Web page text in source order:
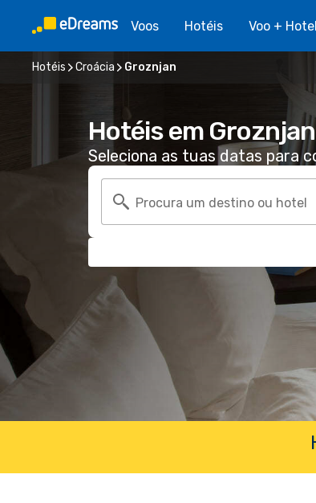
Voos Hotéis Voo + Hotel
Hotéis Croácia Groznjan
Hotéis em Groznjan
Seleciona as tuas datas para
Procura um destino ou hotel